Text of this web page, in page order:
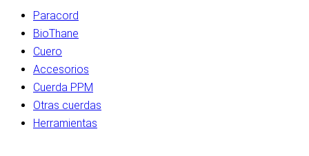
Paracord
BioThane
Cuero
Accesorios
Cuerda PPM
Otras cuerdas
Herramientas